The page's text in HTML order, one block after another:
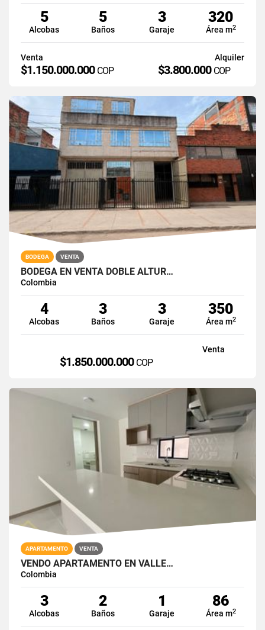
5
Alcobas
5
Baños
3
Garaje
320
Área m2
Venta
$1.150.000.000 COP
Alquiler
$3.800.000 COP
BODEGA VENTA
BODEGA EN VENTA DOBLE ALTUR…
Colombia
4
Alcobas
3
Baños
3
Garaje
350
Área m2
Venta
$1.850.000.000 COP
APARTAMENTO VENTA
VENDO APARTAMENTO EN VALLE…
Colombia
3
Alcobas
2
Baños
1
Garaje
86
Área m2